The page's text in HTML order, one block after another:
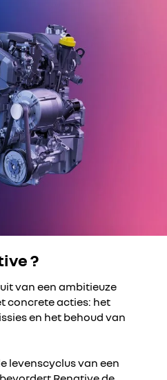
Autoriseer het plaatsen van
weigeren
?
van een ambitieuze
concrete acties: het
en het behoud van
levenscyclus van een